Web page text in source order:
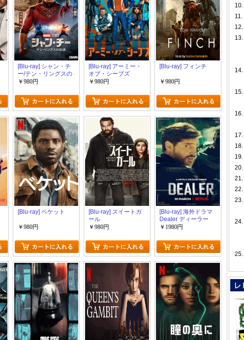
[Blu-ray] シャン・チ
ー/テン・リングスの
伝説
￥980円
[Blu-ray] アーミー・
オブ・シーブズ
￥980円
[Blu-ray] フィンチ
￥980円
[Blu-ray] ベケット
￥980円
[Blu-ray] スイートガ
ール
￥980円
[Blu-ray] 海外ドラマ
Dealer ディーラー
￥1980円
10.
11.
12.
13.
14.
15.
16.
17.
18.
19.
20.
21.
22.
23.
24.
25.